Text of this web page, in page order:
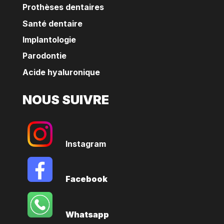
Prothèses dentaires
Santé dentaire
Implantologie
Parodontie
Acide hyaluronique
NOUS SUIVRE
Instagram
Facebook
Whatsapp